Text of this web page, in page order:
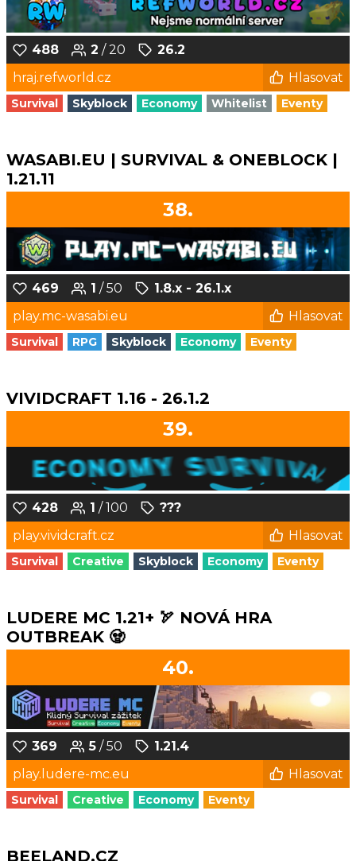
488 2 / 20
26.2
hraj.refworld.cz
Hlasovat
Survival Skyblock Economy Whitelist Eventy
WASABI.EU | SURVIVAL & ONEBLOCK |
1.21.11
38.
469 1 / 50
1.8.x - 26.1.x
play.mc-wasabi.eu
Hlasovat
Survival RPG Skyblock Economy Eventy
VIVIDCRAFT 1.16 - 26.1.2
39.
428 1 / 100
???
play.vividcraft.cz
Hlasovat
Survival Creative Skyblock Economy Eventy
LUDERE MC 1.21+ 🏹 NOVÁ HRA
OUTBREAK 🧟
40.
369 5 / 50
1.21.4
play.ludere-mc.eu
Hlasovat
Survival Creative Economy Eventy
BEELAND.CZ